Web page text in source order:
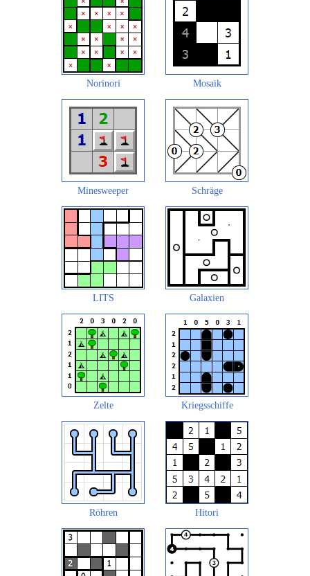
Norinori Mosaik
Minesweeper Schräge
LITS Galaxien
Zelte Kriegsschiffe
Röhren Hitori